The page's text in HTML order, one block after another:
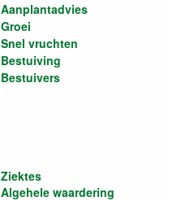
Aanplantadvies
Groei
Snel vruchten
Bestuiving
Bestuivers
Ziektes
Algehele waardering